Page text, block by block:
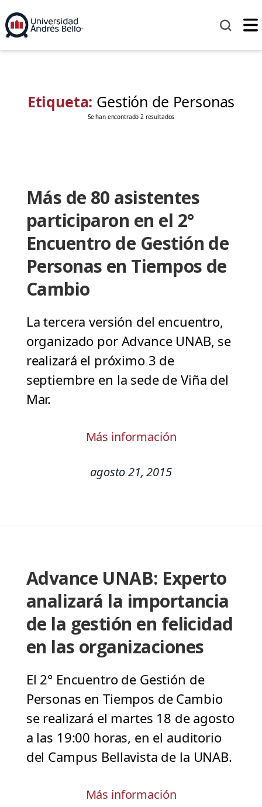
Etiqueta: Gestión de Personas
Se han encontrado 2 resultados
Más de 80 asistentes
participaron en el 2°
Encuentro de Gestión de
Personas en Tiempos de
Cambio
La tercera versión del encuentro,
organizado por Advance UNAB, se
realizará el próximo 3 de
septiembre en la sede de Viña del
Mar.
Más información
agosto 21, 2015
Advance UNAB: Experto
analizará la importancia
de la gestión en felicidad
en las organizaciones
El 2° Encuentro de Gestión de
Personas en Tiempos de Cambio
se realizará el martes 18 de agosto
a las 19:00 horas, en el auditorio
del Campus Bellavista de la UNAB.
Más información